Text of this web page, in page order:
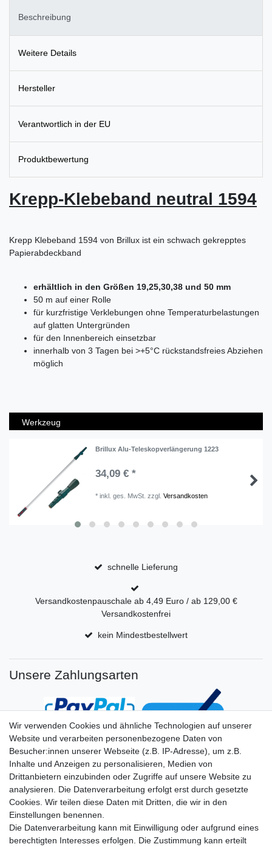
Beschreibung
Weitere Details
Hersteller
Verantwortlich in der EU
Produktbewertung
Krepp-Klebeband neutral 1594
Krepp Klebeband 1594 von Brillux ist ein schwach gekrepptes
Papierabdeckband
erhältlich in den Größen 19,25,30,38 und 50 mm
50 m auf einer Rolle
für kurzfristige Verklebungen ohne Temperaturbelastungen
auf glatten Untergründen
für den Innenbereich einsetzbar
innerhalb von 3 Tagen bei >+5°C rückstandsfreies Abziehen
möglich
Werkzeug
Brillux Alu-Teleskopverlängerung 1223
34,09 € *
*inkl. ges. MwSt. zzgl.Versandkosten
schnelle Lieferung
Versandkostenpauschale ab 4,49 Euro / ab 129,00 €
Versandkostenfrei
kein Mindestbestellwert
Unsere Zahlungsarten
Wir verwenden Cookies und ähnliche Technologien auf unserer
Website und verarbeiten personenbezogene Daten von
Besucher:innen unserer Webseite (z.B. IP-Adresse), um z.B.
Inhalte und Anzeigen zu personalisieren, Medien von
Drittanbietern einzubinden oder Zugriffe auf unsere Website zu
analysieren. Die Datenverarbeitung erfolgt erst durch gesetzte
Cookies. Wir teilen diese Daten mit Dritten, die wir in den
Einstellungen benennen.
Die Datenverarbeitung kann mit Einwilligung oder aufgrund eines
berechtigten Interesses erfolgen. Die Zustimmung kann erteilt